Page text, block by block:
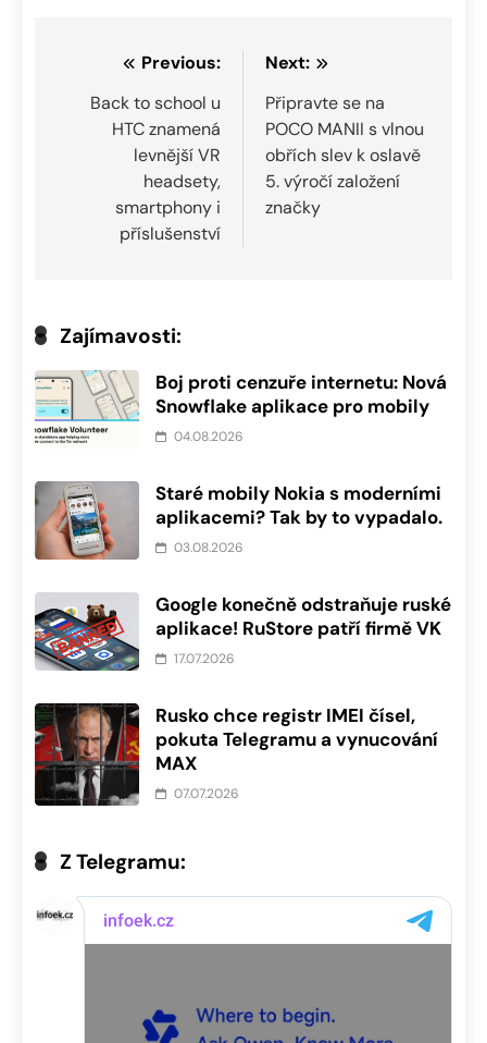
Navigace
pro
příspěvek
Previous:
Back to school u
HTC znamená
levnější VR
headsety,
smartphony i
příslušenství
Next:
Připravte se na
POCO MANII s vlnou
obřích slev k oslavě
5. výročí založení
značky
Zajímavosti:
Boj proti cenzuře internetu: Nová
Snowflake aplikace pro mobily
04.08.2026
Staré mobily Nokia s moderními
aplikacemi? Tak by to vypadalo.
03.08.2026
Google konečně odstraňuje ruské
aplikace! RuStore patří firmě VK
17.07.2026
Rusko chce registr IMEI čísel,
pokuta Telegramu a vynucování
MAX
07.07.2026
Z Telegramu: